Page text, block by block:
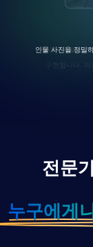
인물 사진을 정밀
전문
누구에게